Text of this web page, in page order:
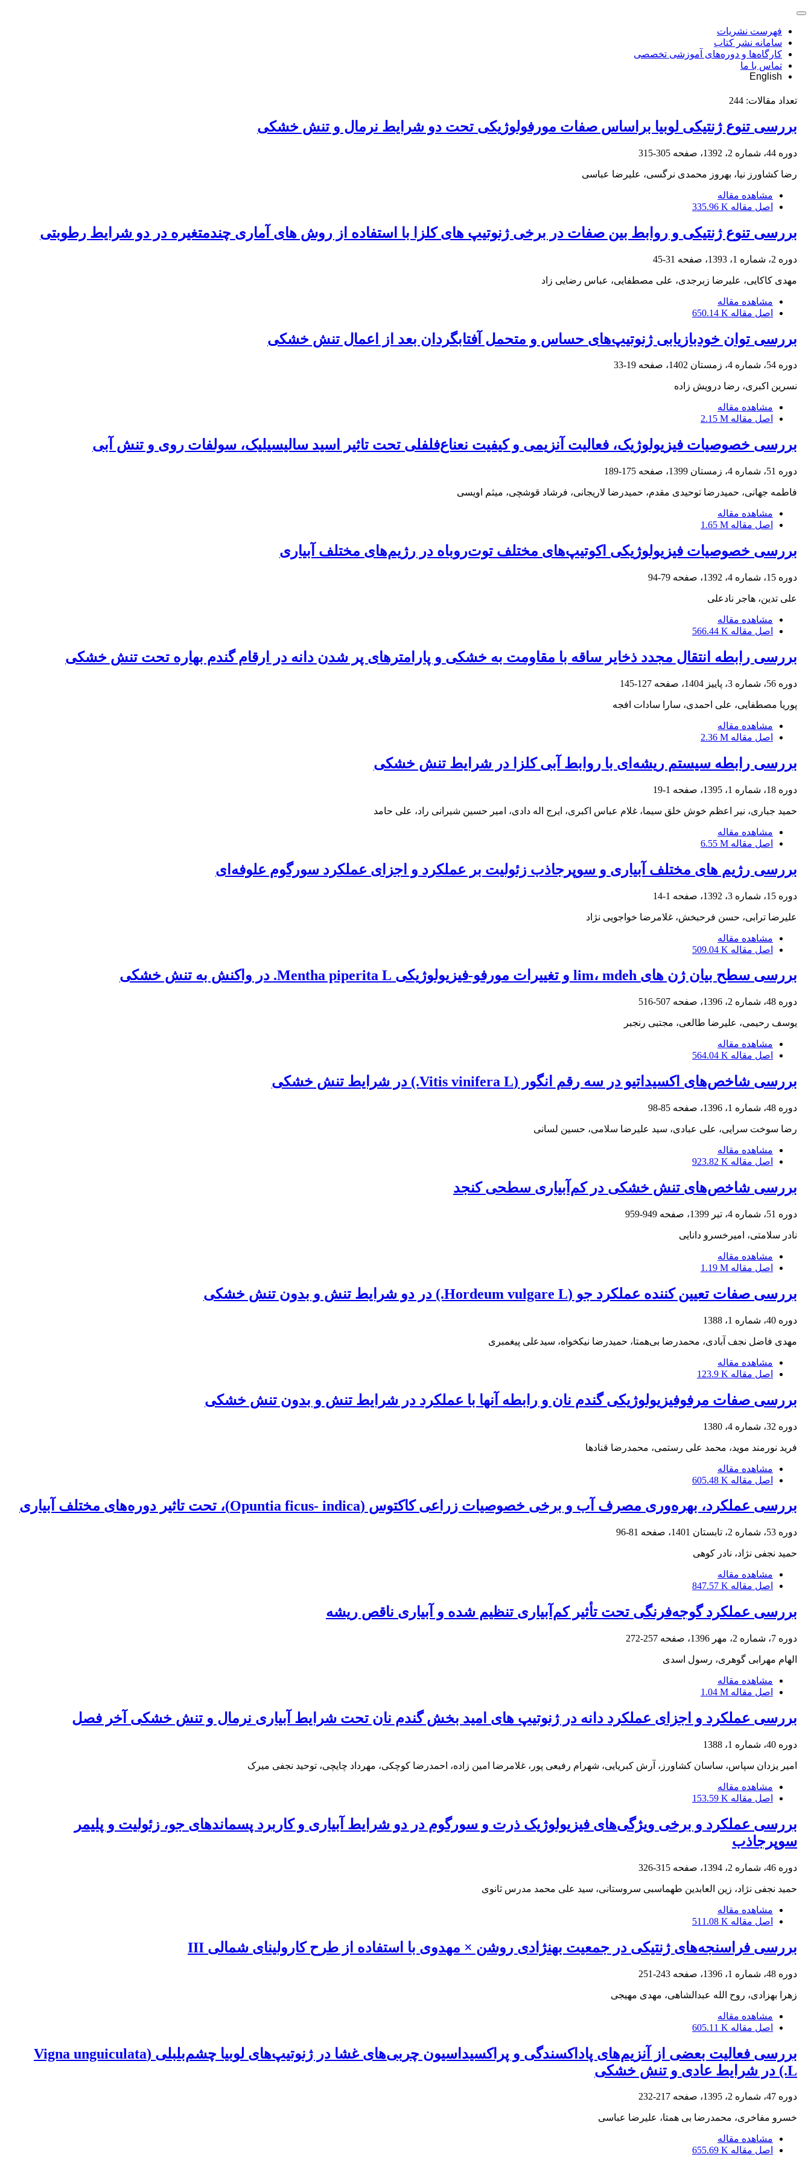
فهرست نشریات
سامانه نشر کتاب
کارگاه‌ها و دوره‌های آموزشی تخصصی
تماس با ما
English
تعداد مقالات: 244
بررسی تنوع ژنتیکی لوبیا براساس صفات مورفولوژیکی تحت دو شرایط نرمال و تنش خشکی
دوره 44، شماره 2، 1392، صفحه 305-315
رضا کشاورز نیا، بهروز محمدی نرگسی، علیرضا عباسی
مشاهده مقاله
اصل مقاله 335.96 K
بررسی تنوع ژنتیکی و روابط بین صفات در برخی ژنوتیپ‏ های کلزا با استفاده از روش‏ های آماری چندمتغیره در دو شرایط رطوبتی
دوره 2، شماره 1، 1393، صفحه 31-45
مهدی کاکایی، علیرضا زبرجدی، علی مصطفایی، عباس رضایی زاد
مشاهده مقاله
اصل مقاله 650.14 K
بررسی توان خود‌بازیابی ژنوتیپ‌های حساس و متحمل آفتابگردان بعد از اعمال تنش خشکی
دوره 54، شماره 4، زمستان 1402، صفحه 19-33
نسرین اکبری، رضا درویش زاده
مشاهده مقاله
اصل مقاله 2.15 M
بررسی خصوصیات فیزیولوژیک، فعالیت آنزیمی و کیفیت نعناع‌فلفلی تحت تاثیر اسید سالیسیلیک، سولفات روی و تنش آبی
دوره 51، شماره 4، زمستان 1399، صفحه 175-189
فاطمه جهانی، حمیدرضا توحیدی مقدم، حمیدرضا لاریجانی، فرشاد قوشچی، میثم اویسی
مشاهده مقاله
اصل مقاله 1.65 M
بررسی خصوصیات فیزیولوژیکی اکوتیپ‌های مختلف توت‌روباه در رژیم‌های مختلف آبیاری
دوره 15، شماره 4، 1392، صفحه 79-94
علی تدین، هاجر نادعلی
مشاهده مقاله
اصل مقاله 566.44 K
بررسی رابطه انتقال مجدد ذخایر ساقه با مقاومت به خشکی و پارامترهای پر شدن دانه در ارقام گندم بهاره تحت تنش خشکی
دوره 56، شماره 3، پاییز 1404، صفحه 127-145
پوریا مصطفایی، علی احمدی، سارا سادات افجه
مشاهده مقاله
اصل مقاله 2.36 M
بررسی رابطه سیستم ریشه‌ای با روابط آبی کلزا در شرایط تنش خشکی
دوره 18، شماره 1، 1395، صفحه 1-19
حمید جباری، نیر اعظم خوش خلق سیما، غلام عباس اکبری، ایرج اله دادی، امیر حسین شیرانی راد، علی حامد
مشاهده مقاله
اصل مقاله 6.55 M
بررسی رژیم های مختلف آبیاری و سوپرجاذب زئولیت بر عملکرد و اجزای عملکرد سورگوم علوفه‌ای
دوره 15، شماره 3، 1392، صفحه 1-14
علیرضا ترابی، حسن فرحبخش، غلامرضا خواجویی نژاد
مشاهده مقاله
اصل مقاله 509.04 K
بررسی سطح بیان ژن های lim، mdeh و تغییرات مورفو-فیزیولوژیکی Mentha piperita L. در واکنش به تنش خشکی
دوره 48، شماره 2، 1396، صفحه 507-516
یوسف رحیمی، علیرضا طالعی، مجتبی رنجبر
مشاهده مقاله
اصل مقاله 564.04 K
بررسی شاخص‌های اکسیداتیو در سه رقم انگور (Vitis vinifera L.) در شرایط تنش خشکی
دوره 48، شماره 1، 1396، صفحه 85-98
رضا سوخت سرایی، علی عبادی، سید علیرضا سلامی، حسین لسانی
مشاهده مقاله
اصل مقاله 923.82 K
بررسی شاخص‌های تنش خشکی در کم‌آبیاری سطحی کنجد
دوره 51، شماره 4، تیر 1399، صفحه 949-959
نادر سلامتی، امیرخسرو دانایی
مشاهده مقاله
اصل مقاله 1.19 M
بررسی صفات تعیین کننده عملکرد جو (Hordeum vulgare L.) در دو شرایط تنش و بدون تنش خشکی
دوره 40، شماره 1، 1388
مهدی فاضل نجف آبادی، محمدرضا بی‌همتا، حمیدرضا نیکخواه، سیدعلی پیغمبری
مشاهده مقاله
اصل مقاله 123.9 K
بررسی صفات مرفوفیزیولوژیکی گندم نان و رابطه آنها با عملکرد در شرایط تنش و بدون تنش خشکی
دوره 32، شماره 4، 1380
فرید نورمند موید، محمد علی رستمی، محمدرضا قنادها
مشاهده مقاله
اصل مقاله 605.48 K
بررسی عملکرد، بهره‌وری مصرف آب و برخی خصوصیات زراعی کاکتوس (Opuntia ficus- indica)، تحت تاثیر دوره‌های مختلف آبیاری
دوره 53، شماره 2، تابستان 1401، صفحه 81-96
حمید نجفی نژاد، نادر کوهی
مشاهده مقاله
اصل مقاله 847.57 K
بررسی عملکرد گوجه‌فرنگی تحت تأثیر کم‌آبیاری تنظیم شده و آبیاری ناقص ریشه
دوره 7، شماره 2، مهر 1396، صفحه 257-272
الهام مهرابی گوهری، رسول اسدی
مشاهده مقاله
اصل مقاله 1.04 M
بررسی عملکرد و اجزای عملکرد دانه در ژنوتیپ های امید بخش گندم نان تحت شرایط آبیاری نرمال و تنش خشکی آخر فصل
دوره 40، شماره 1، 1388
امیر یزدان سپاس، ساسان کشاورز، آرش کبریایی، شهرام رفیعی پور، غلامرضا امین زاده، احمدرضا کوچکی، مهرداد چایچی، توحید نجفی میرک
مشاهده مقاله
اصل مقاله 153.59 K
بررسی عملکرد و برخی ویژگی‌های فیزیولوژیک ذرت و سورگوم در دو شرایط آبیاری و کاربرد پسماندهای جو، زئولیت و پلیمر
سوپرجاذب
دوره 46، شماره 2، 1394، صفحه 315-326
حمید نجفی نژاد، زین العابدین طهماسبی سروستانی، سید علی محمد مدرس ثانوی
مشاهده مقاله
اصل مقاله 511.08 K
بررسی فراسنجه‌های ژنتیکی در جمعیت بهنژادی روشن × مهدوی با استفاده از طرح کارولینای شمالی III
دوره 48، شماره 1، 1396، صفحه 243-251
زهرا بهزادی، روح الله عبدالشاهی، مهدی مهیجی
مشاهده مقاله
اصل مقاله 605.11 K
بررسی فعالیت بعضی از آنزیم‌های پاداکسندگی و پراکسیداسیون چربی‌های غشا در ژنوتیپ‌های لوبیا چشم‌بلبلی (Vigna unguiculata
L.) در شرایط عادی و تنش خشکی
دوره 47، شماره 2، 1395، صفحه 217-232
خسرو مفاخری، محمدرضا بی همتا، علیرضا عباسی
مشاهده مقاله
اصل مقاله 655.69 K